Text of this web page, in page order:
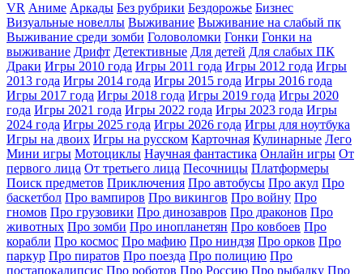
VR Аниме Аркады Без рубрики Бездорожье Бизнес
Визуальные новеллы Выживание Выживание на слабый пк
Выживание среди зомби Головоломки Гонки Гонки на
выживание Дрифт Детективные Для детей Для слабых ПК
Драки Игры 2010 года Игры 2011 года Игры 2012 года Игры
2013 года Игры 2014 года Игры 2015 года Игры 2016 года
Игры 2017 года Игры 2018 года Игры 2019 года Игры 2020
года Игры 2021 года Игры 2022 года Игры 2023 года Игры
2024 года Игры 2025 года Игры 2026 года Игры для ноутбука
Игры на двоих Игры на русском Карточная Кулинарные Лего
Мини игры Мотоциклы Научная фантастика Онлайн игры От
первого лица От третьего лица Песочницы Платформеры
Поиск предметов Приключения Про автобусы Про акул Про
баскетбол Про вампиров Про викингов Про войну Про
гномов Про грузовики Про динозавров Про драконов Про
животных Про зомби Про инопланетян Про ковбоев Про
корабли Про космос Про мафию Про ниндзя Про орков Про
паркур Про пиратов Про поезда Про полицию Про
постапокалипсис Про роботов Про Россию Про рыбалку Про